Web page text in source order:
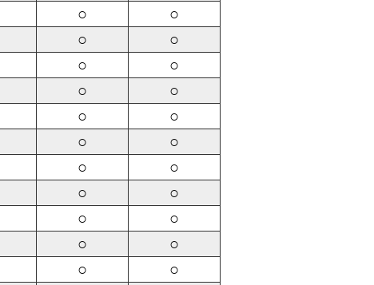
○ ○
○ ○
○ ○
○ ○
○ ○
○ ○
○ ○
○ ○
○ ○
○ ○
○ ○